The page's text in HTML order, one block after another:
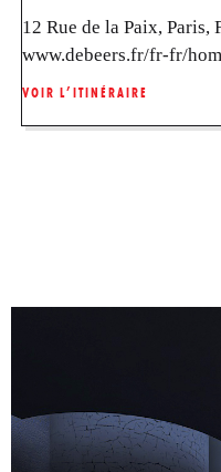
12 Rue de la Paix, Paris,
www.debeers.fr/fr-fr/
VOIR L’ITINÉRAIRE